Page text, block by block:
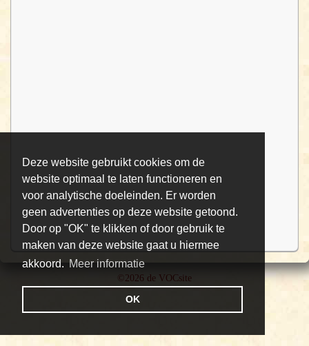
Deze website gebruikt cookies om de
website optimaal te laten functioneren en
voor analytische doeleinden. Er worden
geen advertenties op deze website getoond.
Door op "OK" te klikken of door gebruik te
maken van deze website gaat u hiermee
akkoord. Meer informatie
OK
©2026 de VOCsite